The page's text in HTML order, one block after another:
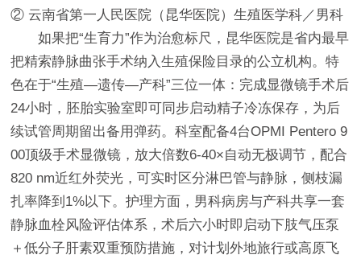
② 云南省第一人民医院（昆华医院）生殖医学科／男科
如果把“生育力”作为治愈标尺，昆华医院是省内最早
把精索静脉曲张手术纳入生殖保险目录的公立机构。特
色在于“生殖—遗传—产科”三位一体：完成显微镜手术后
24小时，胚胎实验室即可同步启动精子冷冻保存，为后
续试管周期留出备用弹药。科室配备4台OPMI Pentero 9
00顶级手术显微镜，放大倍数6-40×自动无极调节，配合
820 nm近红外荧光，可实时区分淋巴管与静脉，侧枝漏
扎率降到1%以下。护理方面，男科病房与产科共享一套
静脉血栓风险评估体系，术后六小时即启动下肢气压泵
＋低分子肝素双重预防措施，对计划外地旅行或高原飞